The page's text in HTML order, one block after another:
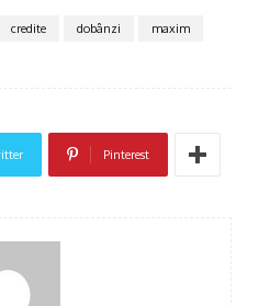
imagine
credite dobânzi
maxim
Pinterest